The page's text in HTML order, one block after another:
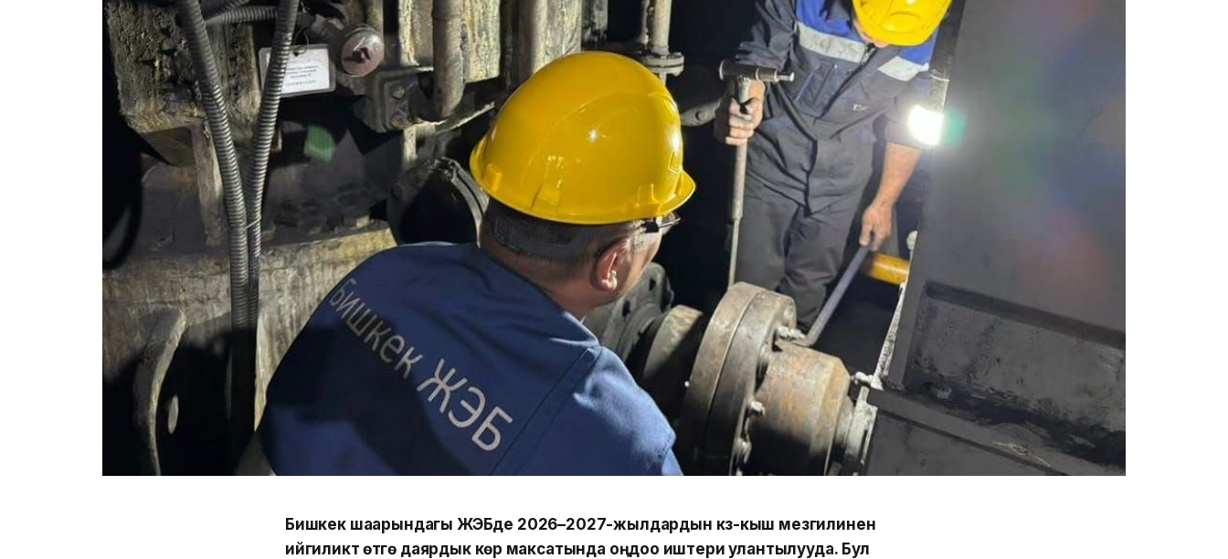
Бишкек шаарындагы ЖЭБде 2026–2027-жылдардын күз-кыш мезгилинен
ийгиликтүү өтүүгө даярдык көрүү максатында оңдоо иштери улантылууда. Бул